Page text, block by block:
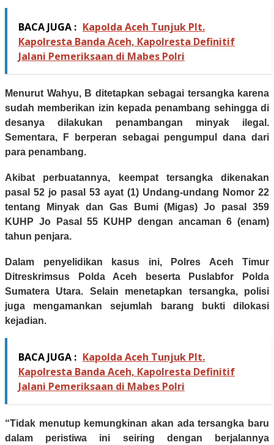
BACA JUGA : Kapolda Aceh Tunjuk Plt.
Kapolresta Banda Aceh, Kapolresta Definitif
Jalani Pemeriksaan di Mabes Polri
Menurut Wahyu, B ditetapkan sebagai tersangka karena
sudah memberikan izin kepada penambang sehingga di
desanya dilakukan penambangan minyak ilegal.
Sementara, F berperan sebagai pengumpul dana dari
para penambang.
Akibat perbuatannya, keempat tersangka dikenakan
pasal 52 jo pasal 53 ayat (1) Undang-undang Nomor 22
tentang Minyak dan Gas Bumi (Migas) Jo pasal 359
KUHP Jo Pasal 55 KUHP dengan ancaman 6 (enam)
tahun penjara.
Dalam penyelidikan kasus ini, Polres Aceh Timur
Ditreskrimsus Polda Aceh beserta Puslabfor Polda
Sumatera Utara. Selain menetapkan tersangka, polisi
juga mengamankan sejumlah barang bukti dilokasi
kejadian.
BACA JUGA : Kapolda Aceh Tunjuk Plt.
Kapolresta Banda Aceh, Kapolresta Definitif
Jalani Pemeriksaan di Mabes Polri
“Tidak menutup kemungkinan akan ada tersangka baru
dalam peristiwa ini seiring dengan berjalannya